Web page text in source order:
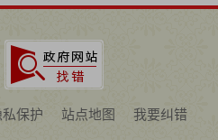
私保护 站点地图 我要纠错